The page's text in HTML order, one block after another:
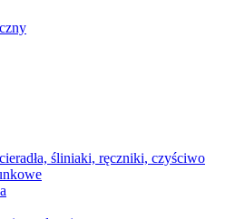
śliniaki, ręczniki, czyściwo